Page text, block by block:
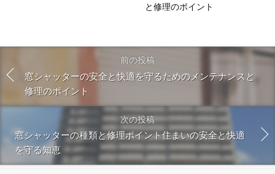
と修理のポイント
前の投稿
窓シャッターの安全と快適を守るためのメンテナンスと
修理のポイント
次の投稿
窓シャッターの種類と修理ポイント住まいの安全と快適
を守る知恵